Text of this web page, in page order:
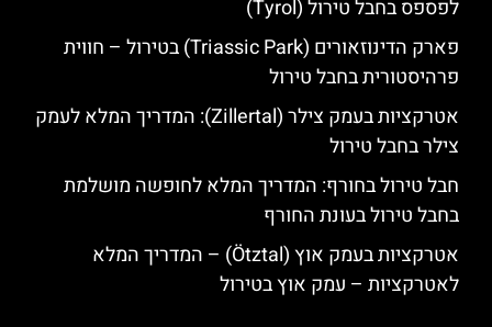
לפספס בחבל טירול (Tyrol)
פארק הדינוזאורים (Triassic Park) בטירול – חווית
פרהיסטורית בחבל טירול
אטרקציות בעמק צילר (Zillertal): המדריך המלא לעמק
צילר בחבל טירול
חבל טירול בחורף: המדריך המלא לחופשה מושלמת
בחבל טירול בעונת החורף
אטרקציות בעמק אוץ (Ötztal) – המדריך המלא
לאטרקציות – עמק אוץ בטירול